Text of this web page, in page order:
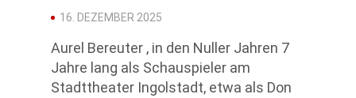
16. DEZEMBER 2025
Aurel Bereuter , in den Nuller Jahren 7
Jahre lang als Schauspieler am
Stadttheater Ingolstadt, etwa als Don